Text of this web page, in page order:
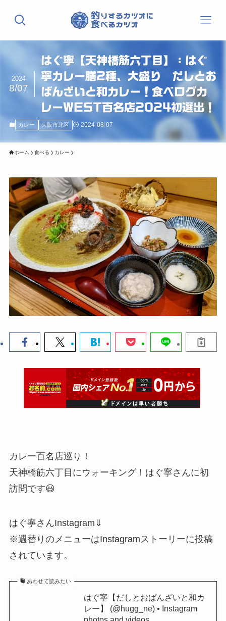
はぐ寧【天神橋筋六丁目】：はぐ
寧カレー膳2種、大盛り だしとお
ばんざいと和カレー！食べログカ
レーWEST百名店2024初選出！
2024
8/07
カレー 大阪市北区 2024-08-07
ホーム 食べる カレー
カレー百名店巡り！
天神橋筋六丁目にウォーキング！はぐ寧さんに初
訪問です😃
はぐ寧さんInstagram⇓
※週替りのメニューはInstagramストーリーに投稿
されています。
あわせて読みたい
はぐ寧【だしとおばんざいと和カ
レー】 (@hugg_ne) • Instagram